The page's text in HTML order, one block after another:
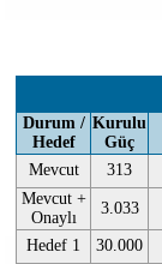
Durum /
Hedef
Kurulu
Güç
Mevcut
313
Mevcut +
Onaylı
3.033
Hedef 1 30.000